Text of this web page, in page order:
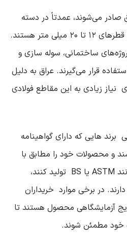
صادر می‌شوند، عمدتاً در دسته
قطرهای ۱۲ تا ۲۰ میلی ‌متر هستند.
ساختمانی، سوله ‌سازی و
قرار می‌گیرند. عراق به دلیل
نیاز زیادی به این مقاطع فولادی
برند هایی که دارای گواهینامه‌
و محصولات خود را مطابق با
یا
تولید کنند،
در برخی موارد خریداران
آزمایشگاهی محصول هستند تا
خود مطمئن شوند.